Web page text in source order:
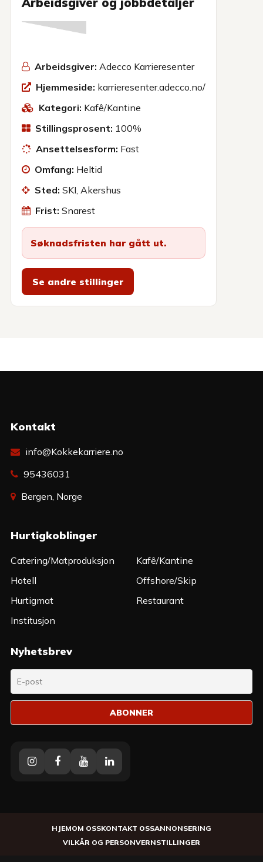
Arbeidsgiver: Adecco Karrieresenter
Hjemmeside: karrieresenter.adecco.no/
Kategori: Kafê/Kantine
Stillingsprosent: 100%
Ansettelsesform: Fast
Omfang: Heltid
Sted: SKI, Akershus
Frist: Snarest
Søknadsfristen har gått ut.
Se andre stillinger
Kontakt
info@Kokkekarriere.no
95436031
Bergen, Norge
Hurtigkoblinger
Catering/Matproduksjon
Hotell
Hurtigmat
Institusjon
Kafê/Kantine
Offshore/Skip
Restaurant
Nyhetsbrev
InstagramFacebookYoutubeLinkedin
HJEMOM OSSKONTAKT OSSANNONSERING
VILKÅR OG PERSONVERNSTILLINGER